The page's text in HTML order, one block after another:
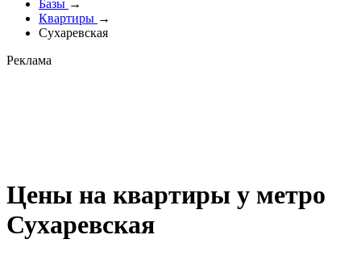
Базы →
Квартиры →
Сухаревская
Реклама
Цены на квартиры у метро
Сухаревская